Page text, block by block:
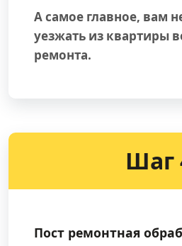
А самое главное, вам
уезжать из квартиры
ремонта.
Шаг
Пост ремонтная